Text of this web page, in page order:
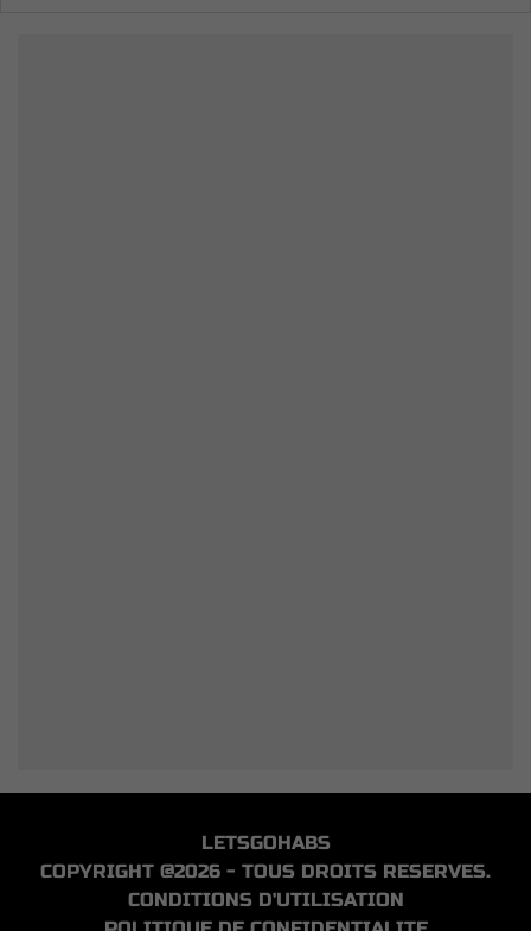
LETSGOHABS
COPYRIGHT @2026 - TOUS DROITS RESERVES.
CONDITIONS D'UTILISATION